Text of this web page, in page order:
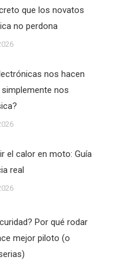
que los novatos
no perdona
nos hacen
nos
el calor en moto: Guía
real
Por qué rodar
mejor piloto (o